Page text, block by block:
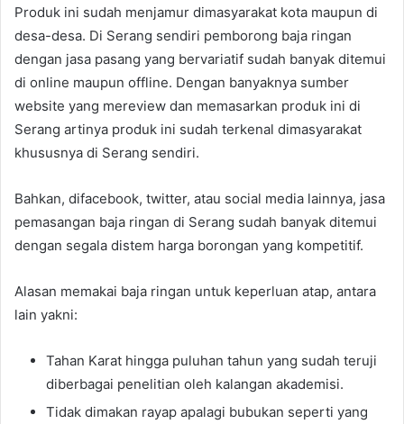
Produk ini sudah menjamur dimasyarakat kota maupun di
desa-desa. Di Serang sendiri pemborong baja ringan
dengan jasa pasang yang bervariatif sudah banyak ditemui
di online maupun offline. Dengan banyaknya sumber
website yang mereview dan memasarkan produk ini di
Serang artinya produk ini sudah terkenal dimasyarakat
khususnya di Serang sendiri.
Bahkan, difacebook, twitter, atau social media lainnya, jasa
pemasangan baja ringan di Serang sudah banyak ditemui
dengan segala distem harga borongan yang kompetitif.
Alasan memakai baja ringan untuk keperluan atap, antara
lain yakni:
Tahan Karat hingga puluhan tahun yang sudah teruji
diberbagai penelitian oleh kalangan akademisi.
Tidak dimakan rayap apalagi bubukan seperti yang